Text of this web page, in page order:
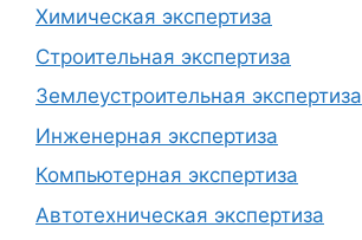
Химическая экспертиза
Строительная экспертиза
Землеустроительная экспертиза
Инженерная экспертиза
Компьютерная экспертиза
Автотехническая экспертиза